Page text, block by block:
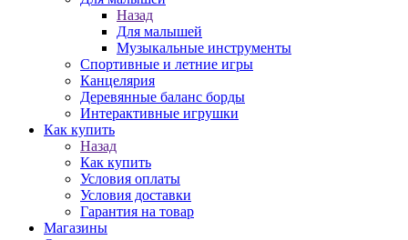
Назад
Для малышей
Музыкальные инструменты
Спортивные и летние игры
Канцелярия
Деревянные баланс борды
Интерактивные игрушки
Как купить
Назад
Как купить
Условия оплаты
Условия доставки
Гарантия на товар
Магазины